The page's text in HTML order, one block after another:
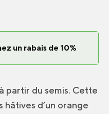
un rabais de 10%
partir du semis. Cette
d’un orange